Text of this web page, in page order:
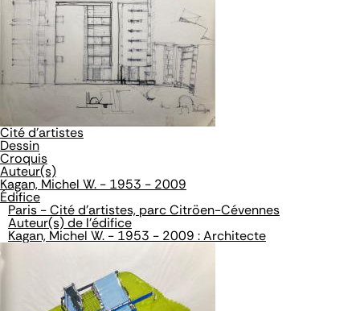
Cité d'artistes
Dessin
Croquis
Auteur(s)
Kagan, Michel W. - 1953 - 2009
Édifice
Paris - Cité d'artistes, parc Citröen-Cévennes
Auteur(s) de l'édifice
Kagan, Michel W. - 1953 - 2009 : Architecte